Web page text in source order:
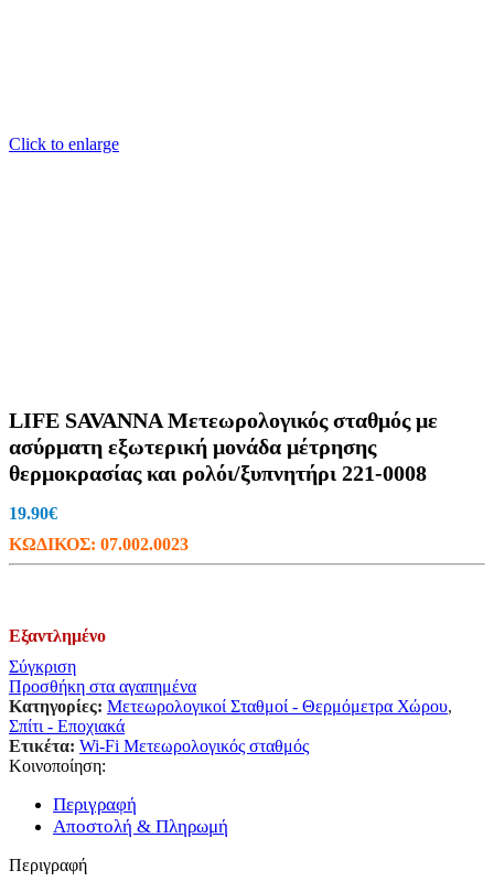
Click to enlarge
LIFE SAVANNA Μετεωρολογικός σταθμός με
ασύρματη εξωτερική μονάδα μέτρησης
θερμοκρασίας και ρολόι/ξυπνητήρι 221-0008
19.90€
ΚΩΔΙΚΟΣ: 07.002.0023
Εξαντλημένο
Σύγκριση
Προσθήκη στα αγαπημένα
Κατηγορίες: Μετεωρολογικοί Σταθμοί - Θερμόμετρα Χώρου,
Σπίτι - Εποχιακά
Ετικέτα: Wi-Fi Μετεωρολογικός σταθμός
Κοινοποίηση:
Περιγραφή
Αποστολή & Πληρωμή
Περιγραφή